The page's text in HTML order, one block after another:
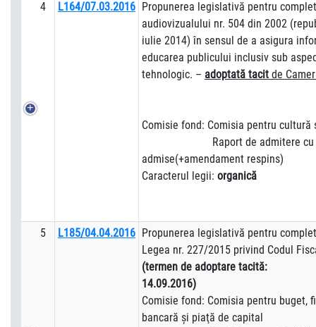
4 L164/07.03.2016 Propunerea legislativă pentru
audiovizualului nr. 504 din 2002
iulie 2014) în sensul de a asigura
educarea publicului inclusiv sub
tehnologic. – adoptată tacit de
Comisie fond: Comisia pentru cultură
Raport de admitere cu
admise(+amendament respins)
Caracterul legii: organică
5 L185/04.04.2016 Propunerea legislativă pentru
Legea nr. 227/2015 privind Codul
(termen de adoptare tacită:
14.09.2016)
Comisie fond: Comisia pentru buget,
bancară şi piaţă de capital